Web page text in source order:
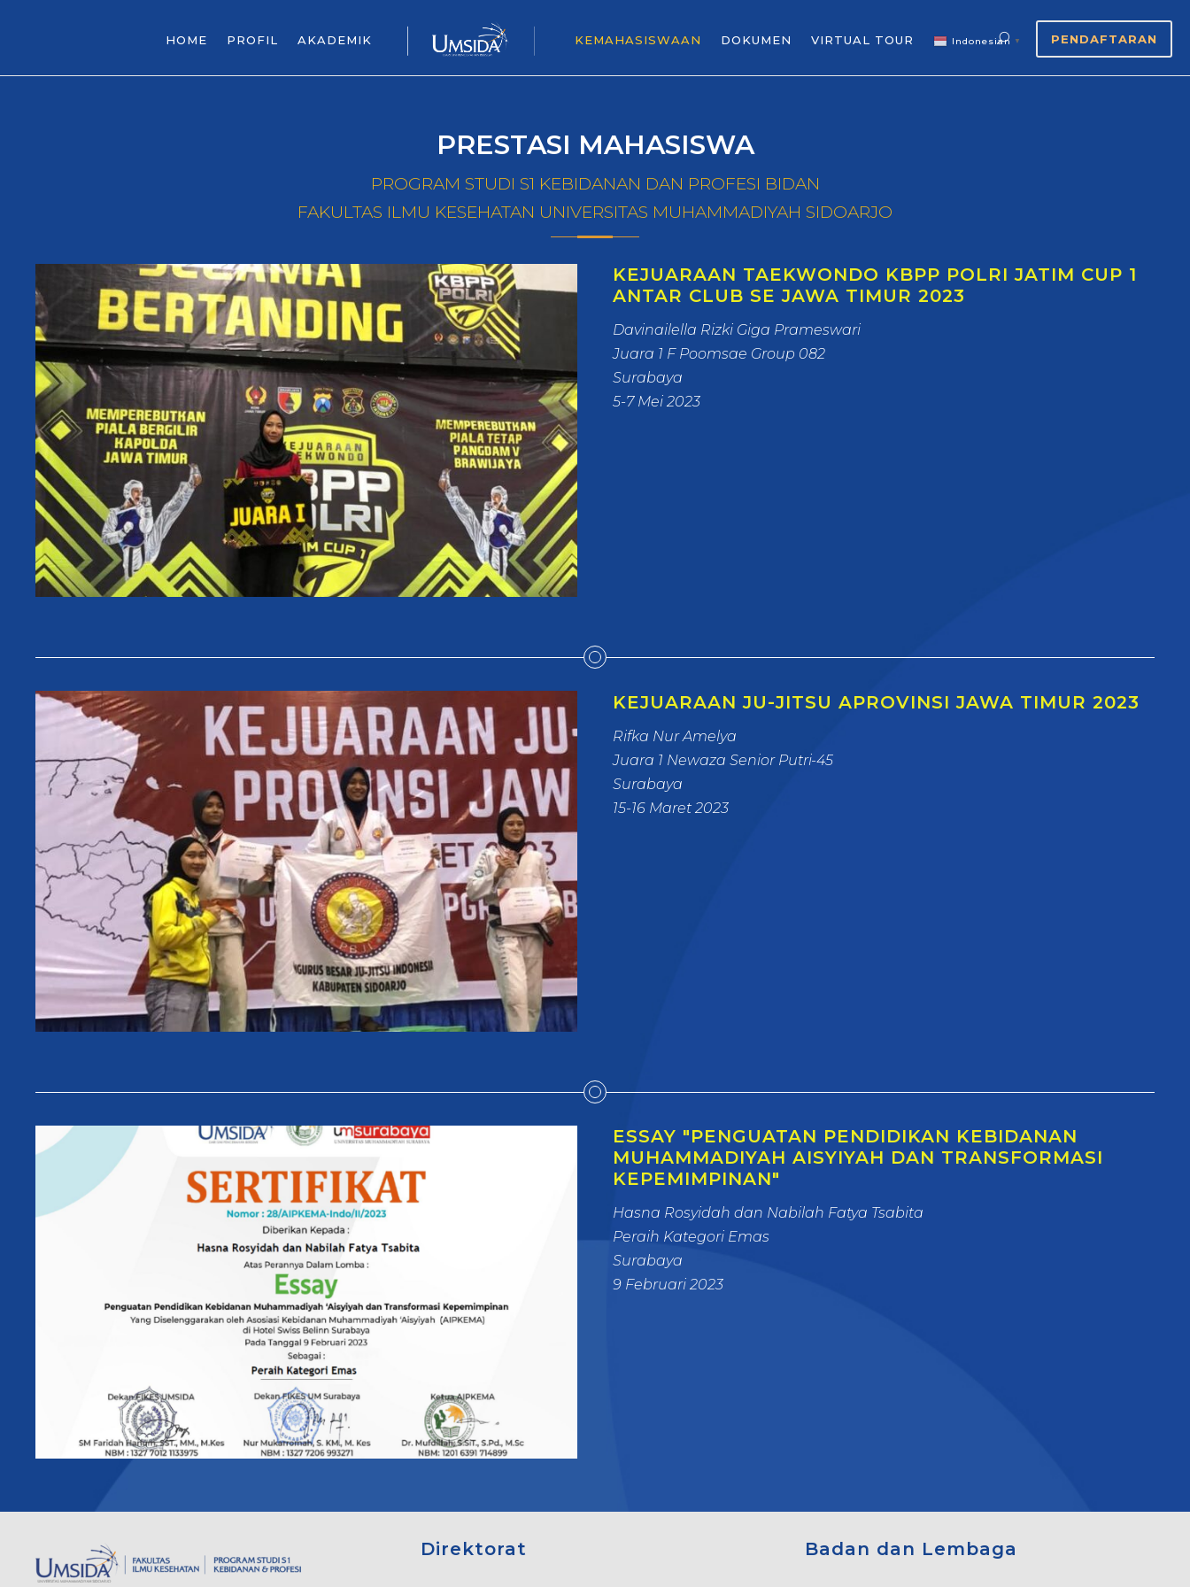
HOME PROFIL AKADEMIK KEMAHASISWAAN DOKUMEN VIRTUAL TOUR Indonesian ▼ PENDAFTARAN
PRESTASI MAHASISWA
PROGRAM STUDI S1 KEBIDANAN DAN PROFESI BIDAN
FAKULTAS ILMU KESEHATAN UNIVERSITAS MUHAMMADIYAH SIDOARJO
KEJUARAAN TAEKWONDO KBPP POLRI JATIM CUP 1
ANTAR CLUB SE JAWA TIMUR 2023
Davinailella Rizki Giga Prameswari
Juara 1 F Poomsae Group 082
Surabaya
5-7 Mei 2023
KEJUARAAN JU-JITSU APROVINSI JAWA TIMUR 2023
Rifka Nur Amelya
Juara 1 Newaza Senior Putri-45
Surabaya
15-16 Maret 2023
ESSAY "PENGUATAN PENDIDIKAN KEBIDANAN
MUHAMMADIYAH AISYIYAH DAN TRANSFORMASI
KEPEMIMPINAN"
Hasna Rosyidah dan Nabilah Fatya Tsabita
Peraih Kategori Emas
Surabaya
9 Februari 2023
Direktorat Badan dan Lembaga